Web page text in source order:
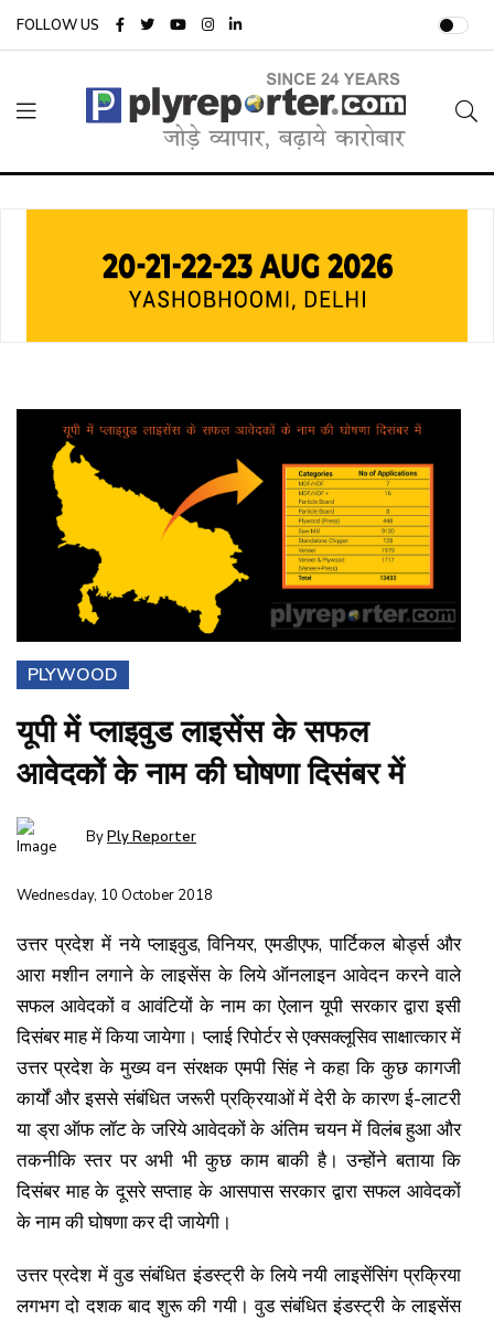
FOLLOW US
PLYWOOD
यूपी में प्लाइवुड लाइसेंस के सफल
आवेदकों के नाम की घोषणा दिसंबर में
ByPly Reporter
Wednesday, 10 October 2018
उत्तर प्रदेश में नये प्लाइवुड, विनियर, एमडीएफ, पार्टिकल बोर्ड्स और
आरा मशीन लगाने के लाइसेंस के लिये ऑनलाइन आवेदन करने वाले
सफल आवेदकों व आवंटियों के नाम का ऐलान यूपी सरकार द्वारा इसी
दिसंबर माह में किया जायेगा। प्लाई रिपोर्टर से एक्सक्लूसिव साक्षात्कार में
उत्तर प्रदेश के मुख्य वन संरक्षक एमपी सिंह ने कहा कि कुछ कागजी
कार्यों और इससे संबंधित जरूरी प्रक्रियाओं में देरी के कारण ई-लाटरी
या ड्रा ऑफ लॉट के जरिये आवेदकों के अंतिम चयन में विलंब हुआ और
तकनीकि स्तर पर अभी भी कुछ काम बाकी है। उन्होंने बताया कि
दिसंबर माह के दूसरे सप्ताह के आसपास सरकार द्वारा सफल आवेदकों
के नाम की घोषणा कर दी जायेगी।
उत्तर प्रदेश में वुड संबंधित इंडस्ट्री के लिये नयी लाइसेंसिंग प्रक्रिया
लगभग दो दशक बाद शुरू की गयी। वुड संबंधित इंडस्ट्री के लाइसेंस